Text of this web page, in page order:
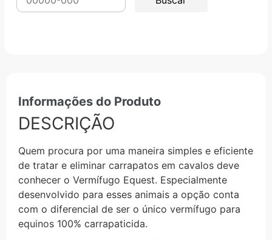
Informações do Produto
DESCRIÇÃO
Quem procura por uma maneira simples e eficiente
de tratar e eliminar carrapatos em cavalos deve
conhecer o Vermífugo Equest. Especialmente
desenvolvido para esses animais a opção conta
com o diferencial de ser o único vermífugo para
equinos 100% carrapaticida.